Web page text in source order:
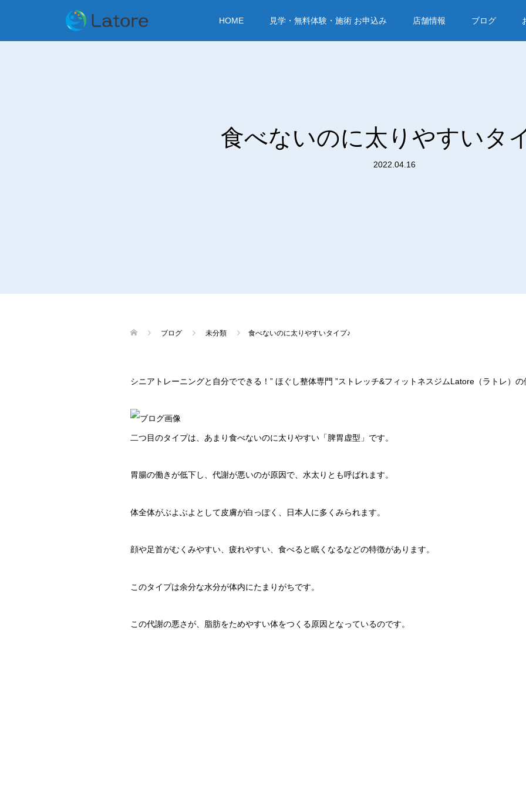
HOME 見学・無料体験・施術 お申込み 店舗情報 ブログ
食べないのに太りやすいタ
2022.04.16
ブログ 未分類 食べないのに太りやすいタイプ♪
シニアトレーニングと自分でできる！ ” ほぐし整体専門 ”ストレッチ&フィットネスジムLatore （ラトレ）
二つ目のタイプは、あまり食べないのに太りやすい「脾胃虚型」です。
胃腸の働きが低下し、代謝が悪いのが原因で、水太りとも呼ばれます。
体全体がぶよぶよとして皮膚が白っぽく、日本人に多くみられます。
顔や足首がむくみやすい、疲れやすい、食べると眠くなるなどの特徴があります。
このタイプは余分な水分が体内にたまりがちです。
この代謝の悪さが、脂肪をためやすい体をつくる原因となっているのです。